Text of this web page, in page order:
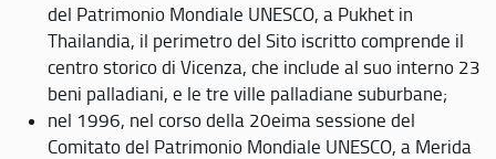
del Patrimonio Mondiale UNESCO, a Pukhet in
Thailandia, il perimetro del Sito iscritto comprende il
centro storico di Vicenza, che include al suo interno 23
beni palladiani, e le tre ville palladiane suburbane;
nel 1996, nel corso della 20eima sessione del
Comitato del Patrimonio Mondiale UNESCO, a Merida